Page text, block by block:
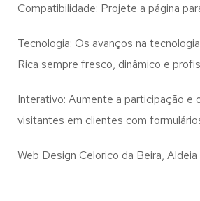
Compatibilidade: Projete a página
Tecnologia: Os avanços na
Rica sempre fresco, dinâmico e
Interativo: Aumente a participação e
visitantes em clientes com
Web Design Celorico da Beira,